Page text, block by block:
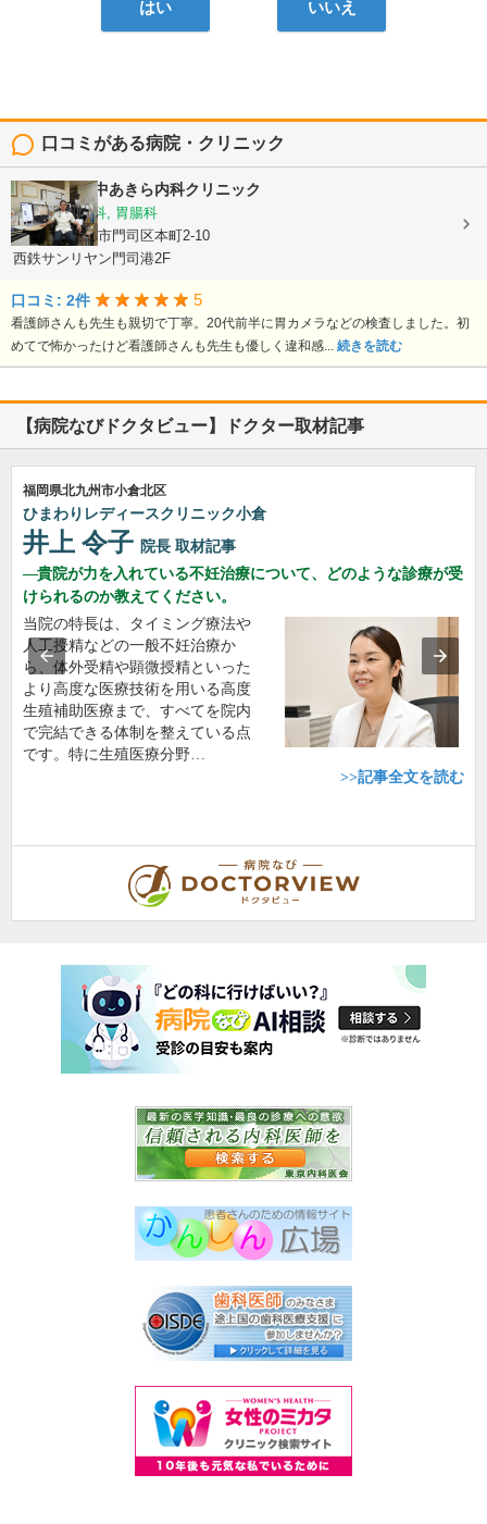
はい いいえ
口コミがある病院・クリニック
医療法人田中あきら内科クリニック
内科, 消化器科, 胃腸科
福岡県北九州市門司区本町2-10
西鉄サンリヤン門司港2F
口コミ: 2件 5
看護師さんも先生も親切で丁寧。20代前半に胃カメラなどの検査しました。初
めてで怖かったけど看護師さんも先生も優しく違和感... 続きを読む
【病院なびドクタビュー】ドクター取材記事
福岡県北九州市小倉北区
ひまわりレディースクリニック小倉
井上 令子 院長 取材記事
貴院が力を入れている不妊治療について、どのような診療が受
けられるのか教えてください。
当院の特長は、タイミング療法や
人工授精などの一般不妊治療か
ら、体外受精や顕微授精といった
より高度な医療技術を用いる高度
生殖補助医療まで、すべてを院内
で完結できる体制を整えている点
です。特に生殖医療分野…
>>記事全文を読む